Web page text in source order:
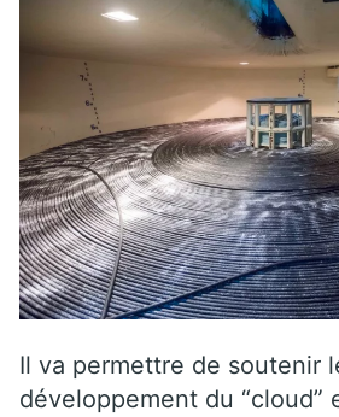
Il va permettre de soutenir
développement du “cloud”